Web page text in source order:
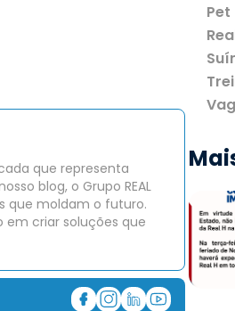
que representa
blog, o Grupo REAL
que moldam o futuro.
em criar soluções que
Pet